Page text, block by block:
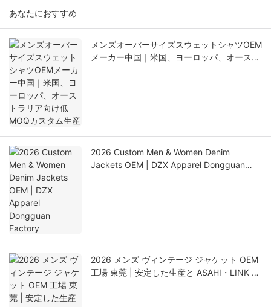
あなたにおすすめ
メンズオーバーサイズスウェットシャツOEM
メーカー中国｜米国、ヨーロッパ、オースト
2026 Custom Men & Women Denim
Jackets OEM | DZX Apparel Dongguan
2026 メンズ ヴィンテージ ジャケット OEM
工場 東莞 | 安定した生産と ASAHI・LINK 品